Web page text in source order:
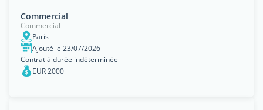
Commercial
Commercial
Paris
Ajouté le 23/07/2026
Contrat à durée indéterminée
EUR 2000